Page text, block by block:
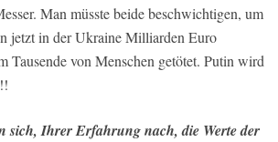
Man müsste beide beschwichtigen, um
jetzt in der Ukraine Milliarden Euro
Tausende von Menschen getötet. Putin wird
sich, Ihrer Erfahrung nach, die Werte der